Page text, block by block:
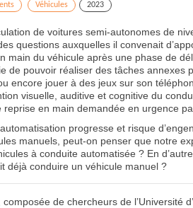
Véhicules 2023
de voitures semi-autonomes de
questions auxquelles il convenait
main du véhicule après une phase de
de pouvoir réaliser des tâches annexes
encore jouer à des jeux sur son
visuelle, auditive et cognitive du
en main demandée en urgence
progresse et risque
manuels, peut-on penser que notre
à conduite automatisée ? En
déjà conduire un véhicule manuel ?
de chercheurs de l’Université